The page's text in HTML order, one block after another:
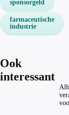
sponsorgeld
farmaceutische
industrie
Ook
interessant